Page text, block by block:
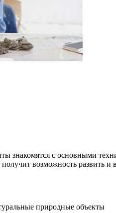
знакомятся с основными
возможность развить и
природные объекты